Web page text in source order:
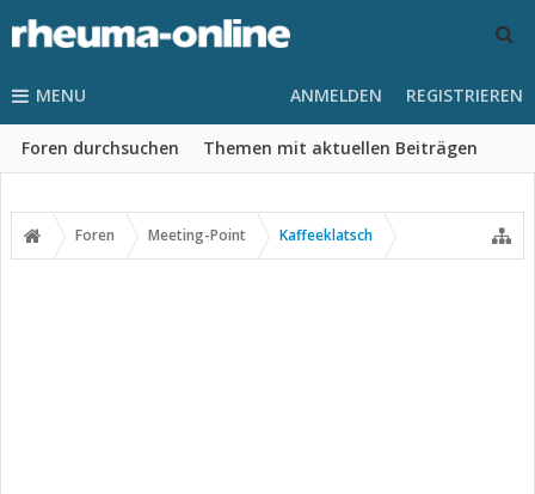
MENU
Foren durchsuchen Themen mit aktuellen Beiträgen
ANMELDEN REGISTRIEREN
Foren Meeting-Point Kaffeeklatsch